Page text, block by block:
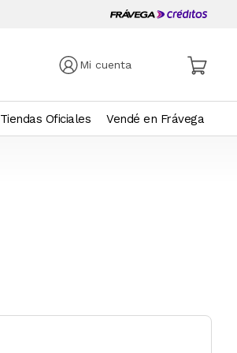
Mi cuenta
Tiendas Oficiales Vendé en Frávega